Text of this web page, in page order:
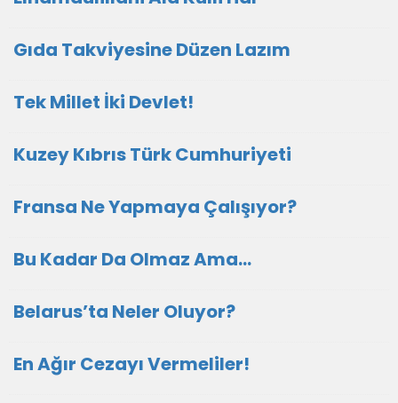
Gıda Takviyesine Düzen Lazım
Tek Millet İki Devlet!
Kuzey Kıbrıs Türk Cumhuriyeti
Fransa Ne Yapmaya Çalışıyor?
Bu Kadar Da Olmaz Ama…
Belarus’ta Neler Oluyor?
En Ağır Cezayı Vermeliler!